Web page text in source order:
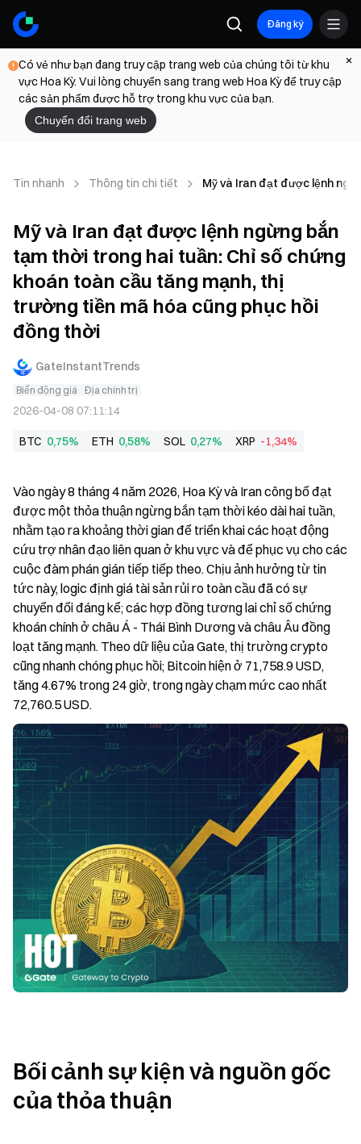
Đăng ký
Có vẻ như bạn đang truy cập trang web của chúng tôi từ khu
vực Hoa Kỳ. Vui lòng chuyển sang trang web Hoa Kỳ để truy cập
các sản phẩm được hỗ trợ trong khu vực của bạn.
Chuyển đổi trang web
Tin nhanh Thông tin chi tiết Mỹ và Iran đạt được lệnh
Mỹ và Iran đạt được lệnh ngừng bắn
tạm thời trong hai tuần: Chỉ số chứng
khoán toàn cầu tăng mạnh, thị
trường tiền mã hóa cũng phục hồi
đồng thời
GateInstantTrends
Biến động giá Địa chính trị
2026-04-08 07:11:14
BTC 0,75% ETH 0,58% SOL 0,27% XRP -1,34%
Vào ngày 8 tháng 4 năm 2026, Hoa Kỳ và Iran công bố đạt
được một thỏa thuận ngừng bắn tạm thời kéo dài hai tuần,
nhằm tạo ra khoảng thời gian để triển khai các hoạt động
cứu trợ nhân đạo liên quan ở khu vực và để phục vụ cho các
cuộc đàm phán gián tiếp tiếp theo. Chịu ảnh hưởng từ tin
tức này, logic định giá tài sản rủi ro toàn cầu đã có sự
chuyển đổi đáng kể; các hợp đồng tương lai chỉ số chứng
khoán chính ở châu Á - Thái Bình Dương và châu Âu đồng
loạt tăng mạnh. Theo dữ liệu của Gate, thị trường crypto
cũng nhanh chóng phục hồi; Bitcoin hiện ở 71,758.9 USD,
tăng 4.67% trong 24 giờ, trong ngày chạm mức cao nhất
Bối cảnh sự kiện và nguồn gốc
của thỏa thuận